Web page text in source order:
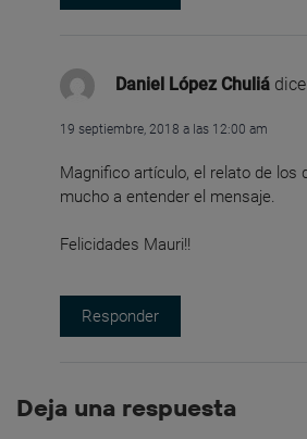
Daniel López Chuliá
19 septiembre, 2018 a las 12:00 am
Magnifico artículo, el relato de los
mucho a entender el mensaje.
Felicidades Mauri!!
Responder
Deja una respuesta